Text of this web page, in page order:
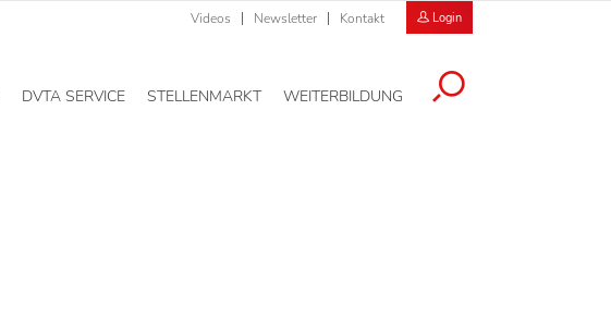
Videos Newsletter Kontakt Login
DVTA SERVICE STELLENMARKT WEITERBILDUNG